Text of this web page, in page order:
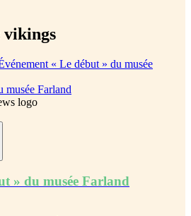
vikings
musée Farland
» du musée Farland